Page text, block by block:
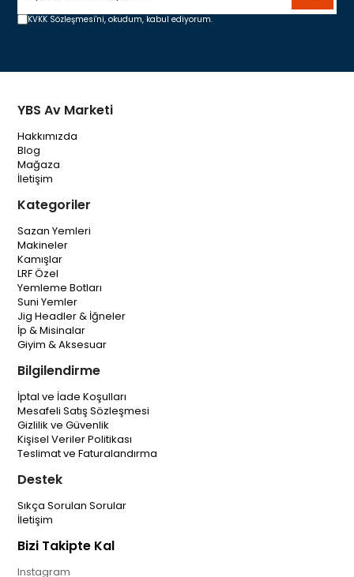
KVKK Sözleşmesi'ni, okudum, kabul ediyorum.
YBS Av Marketi
Hakkımızda
Blog
Mağaza
İletişim
Kategoriler
Sazan Yemleri
Makineler
Kamışlar
LRF Özel
Yemleme Botları
Suni Yemler
Jig Headler & İğneler
İp & Misinalar
Giyim & Aksesuar
Bilgilendirme
İptal ve İade Koşulları
Mesafeli Satış Sözleşmesi
Gizlilik ve Güvenlik
Kişisel Veriler Politikası
Teslimat ve Faturalandırma
Destek
Sıkça Sorulan Sorular
İletişim
Bizi Takipte Kal
Instagram